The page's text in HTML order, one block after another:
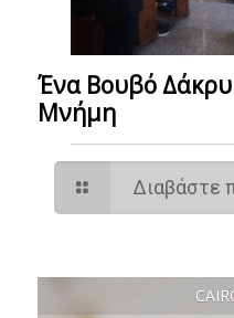
Ένα Βουβό
Μνήμη
Διαβάστε